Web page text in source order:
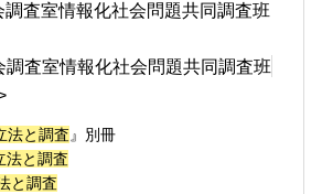
査室情報化社会問題共同調査班
調査室情報化社会問題共同調査班
法と調査 』別冊
法と調査
と調査